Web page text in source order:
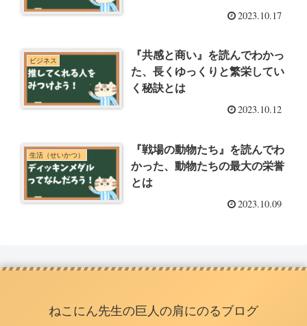
2023.10.17
ビジネス
『共感と商い』を読んでわかっ
た、長くゆっくりと繁栄してい
く秘訣とは
2023.10.12
生活（せいかつ）
『戦場の動物たち』を読んでわ
かった、動物たちの最大の栄誉
とは
2023.10.09
ねこにん先生の巨人の肩にのるブログ